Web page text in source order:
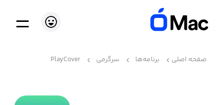
صفحه اصلی برنامه‌ها سرگرمی PlayCover